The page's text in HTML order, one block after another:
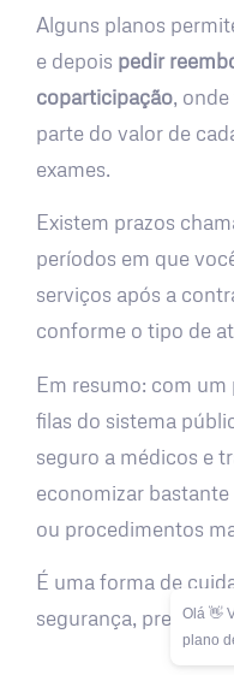
Alguns planos
e depois pedir
coparticipação,
parte do valor de
exames.
Existem prazos
períodos em que
serviços após a
conforme o tipo de
Em resumo: com
filas do sistema
seguro a médicos e
economizar
ou procedimentos
É uma forma de
segurança,
Olá 👋
plano